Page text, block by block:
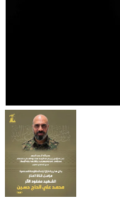
Privacy Policy
Terms Of Use
Cookies Policy